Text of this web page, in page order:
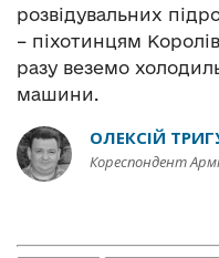
розвідувальних
– піхотинцям
разу веземо
машини.
ОЛЕКСІЙ
Кореспондент